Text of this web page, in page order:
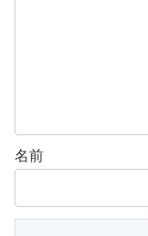
名前